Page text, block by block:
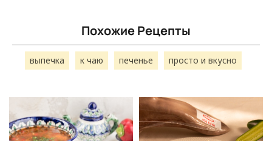
Похожие Рецепты
выпечка к чаю печенье просто и вкусно